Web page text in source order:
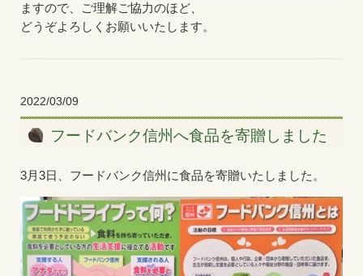
ますので、ご理解ご協力のほど、
どうぞよろしくお願いいたします。
2022/03/09
フードバンク信州へ食品を寄贈しました
3月3日、フードバンク信州に食品を寄贈いたしました。